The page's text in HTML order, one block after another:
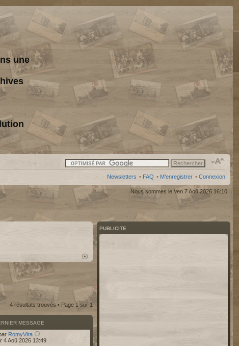
une
Newsletters • FAQ • M’enregistrer • Connexion
Nous sommes le Ven 7 Aoû 2026 16:10
4 résultats trouvés • Page 1sur 1
MESSAGE
RomyVira
4 Aoû 2026 13:49
PUBLICITE